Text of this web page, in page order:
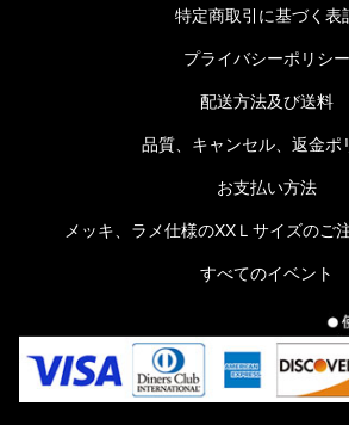
特定商取引に基づく表
プライバシーポリシー
配送方法及び送料
品質、キャンセル、返金ポ
お支払い方法
メッキ、ラメ仕様のXXＬサイズのご
すべてのイベント